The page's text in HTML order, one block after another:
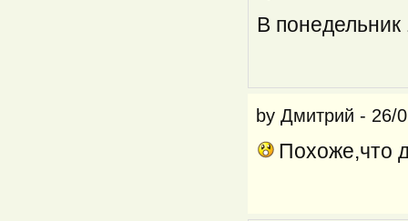
В
byДмитрий - 26/
Похоже,что